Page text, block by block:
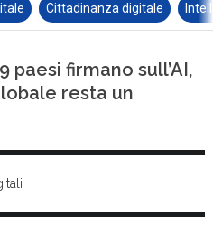
Cittadinanza digitale
paesi firmano sull’AI,
resta un